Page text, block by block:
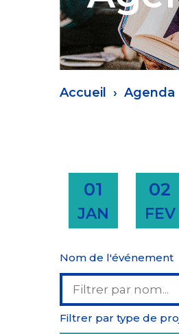
Fil
Accueil Agenda
01
JAN
02
FEV
Nom de l'événement
Filtrer par type de